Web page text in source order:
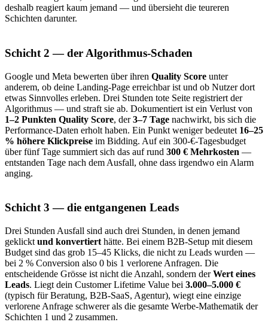
deshalb reagiert kaum jemand — und übersieht die teureren
Schichten darunter.
Schicht 2 — der Algorithmus-Schaden
Google und Meta bewerten über ihren Quality Score unter
anderem, ob deine Landing-Page erreichbar ist und ob Nutzer dort
etwas Sinnvolles erleben. Drei Stunden tote Seite registriert der
Algorithmus — und straft sie ab. Dokumentiert ist ein Verlust von
1–2 Punkten Quality Score, der3–7 Tage nachwirkt, bis sich die
Performance-Daten erholt haben. Ein Punkt weniger bedeutet 16–25
% höhere Klickpreise im Bidding. Auf ein 300-€-Tagesbudget
über fünf Tage summiert sich das auf rund 300 € Mehrkosten —
entstanden Tage nach dem Ausfall, ohne dass irgendwo ein Alarm
anging.
Schicht 3 — die entgangenen Leads
Drei Stunden Ausfall sind auch drei Stunden, in denen jemand
geklickt und konvertiert hätte. Bei einem B2B-Setup mit diesem
Budget sind das grob 15–45 Klicks, die nicht zu Leads wurden —
bei 2 % Conversion also 0 bis 1 verlorene Anfragen. Die
entscheidende Grösse ist nicht die Anzahl, sondern derWert eines
Leads. Liegt dein Customer Lifetime Value bei 3.000–5.000 €
(typisch für Beratung, B2B-SaaS, Agentur), wiegt eine einzige
verlorene Anfrage schwerer als die gesamte Werbe-Mathematik der
Schichten 1 und 2 zusammen.